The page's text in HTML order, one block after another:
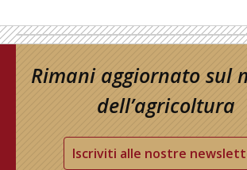
Rimani aggiornato sul
dell’agricoltura
Iscriviti alle nostre